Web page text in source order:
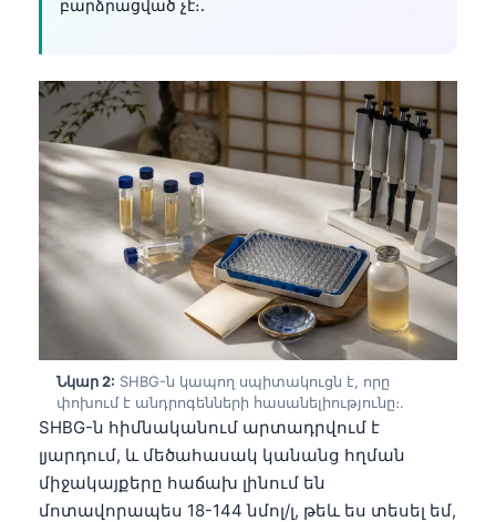
բարձրացված չէ։.
Նկար 2: SHBG-ն կապող սպիտակուցն է, որը
փոխում է անդրոգենների հասանելիությունը։.
SHBG-ն հիմնականում արտադրվում է
լյարդում, և մեծահասակ կանանց հղման
միջակայքերը հաճախ լինում են
մոտավորապես 18-144 նմոլ/լ, թեև ես տեսել եմ,